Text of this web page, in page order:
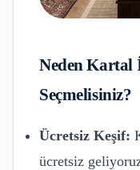
NedenKartal
Seçmelisiniz?
Ücretsiz Keşif:
ücretsiz